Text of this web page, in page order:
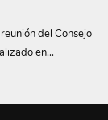
del Consejo
en...